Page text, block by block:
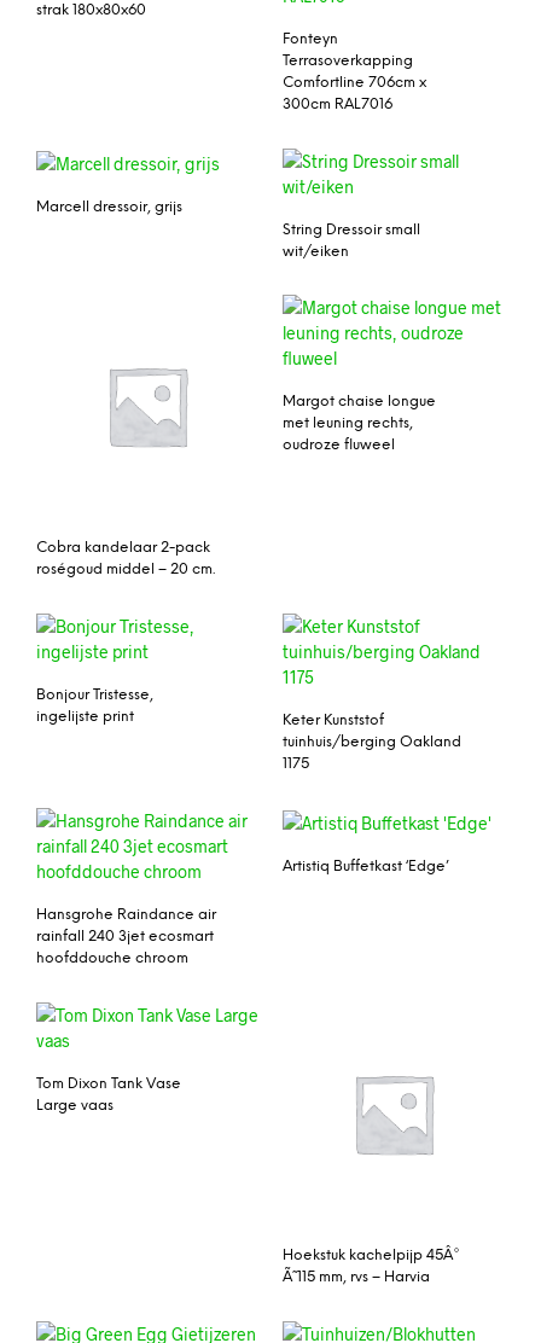
strak 180x80x60
Fonteyn
Terrasoverkapping
Comfortline 706cm x
300cm RAL7016
Marcell dressoir, grijs
String Dressoir small
wit/eiken
Cobra kandelaar 2-pack
roségoud middel – 20 cm.
Margot chaise longue
met leuning rechts,
oudroze fluweel
Bonjour Tristesse,
ingelijste print
Keter Kunststof
tuinhuis/berging Oakland
1175
Hansgrohe Raindance air
rainfall 240 3jet ecosmart
hoofddouche chroom
Artistiq Buffetkast ‘Edge’
Tom Dixon Tank Vase
Large vaas
Hoekstuk kachelpijp 45Â°
Ã˜ 115 mm, rvs – Harvia